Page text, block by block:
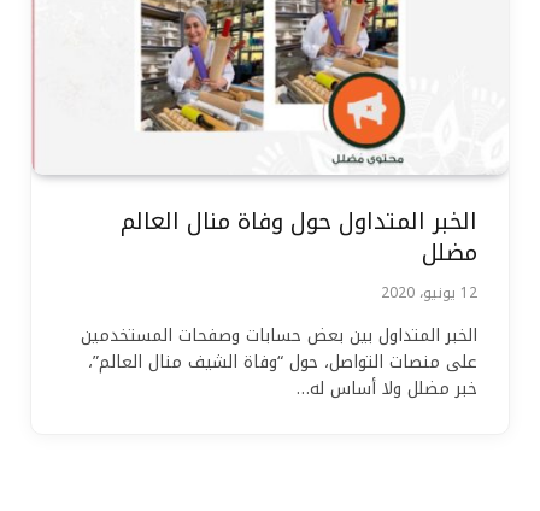
الخبر المتداول حول وفاة منال العالم
مضلل
12 يونيو، 2020
الخبر المتداول بين بعض حسابات وصفحات المستخدمين
على منصات التواصل، حول “وفاة الشيف منال العالم”،
خبر مضلل ولا أساس له…